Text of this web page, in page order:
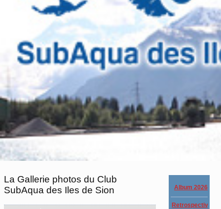
La Gallerie photos du Club
SubAqua des Iles de Sion
Album 2026
Retrospective